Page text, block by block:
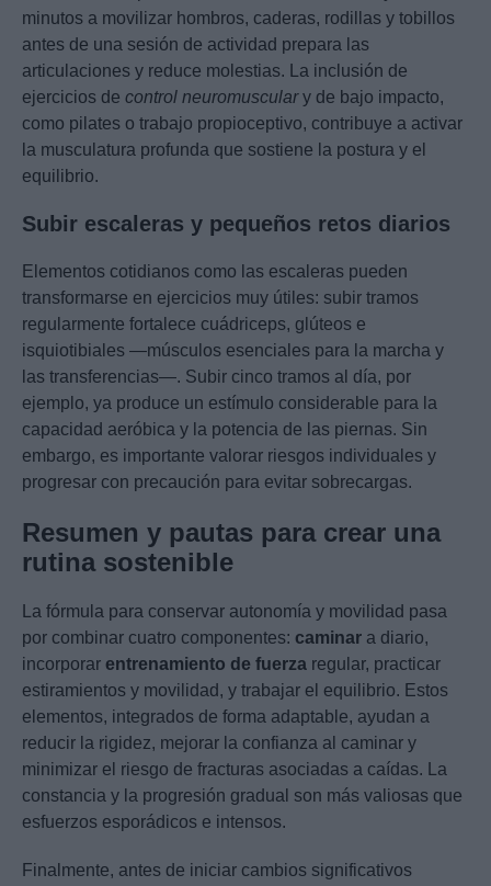
minutos a movilizar hombros, caderas, rodillas y tobillos
antes de una sesión de actividad prepara las
articulaciones y reduce molestias. La inclusión de
ejercicios de control neuromusculary de bajo impacto,
como pilates o trabajo propioceptivo, contribuye a activar
la musculatura profunda que sostiene la postura y el
equilibrio.
Subir escaleras y pequeños retos diarios
Elementos cotidianos como las escaleras pueden
transformarse en ejercicios muy útiles: subir tramos
regularmente fortalece cuádriceps, glúteos e
isquiotibiales —músculos esenciales para la marcha y
las transferencias—. Subir cinco tramos al día, por
ejemplo, ya produce un estímulo considerable para la
capacidad aeróbica y la potencia de las piernas. Sin
embargo, es importante valorar riesgos individuales y
progresar con precaución para evitar sobrecargas.
Resumen y pautas para crear una
rutina sostenible
La fórmula para conservar autonomía y movilidad pasa
por combinar cuatro componentes: caminar a diario,
incorporar entrenamiento de fuerza regular, practicar
estiramientos y movilidad, y trabajar el equilibrio. Estos
elementos, integrados de forma adaptable, ayudan a
reducir la rigidez, mejorar la confianza al caminar y
minimizar el riesgo de fracturas asociadas a caídas. La
constancia y la progresión gradual son más valiosas que
esfuerzos esporádicos e intensos.
Finalmente, antes de iniciar cambios significativos